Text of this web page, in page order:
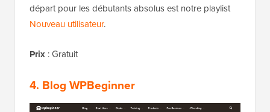
départ pour les débutants absolus est notre playlist
Nouveau utilisateur.
Prix : Gratuit
4. Blog WPBeginner